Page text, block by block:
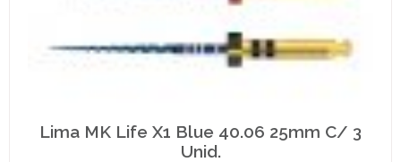
Lima MK Life X1 Blue 40.06 25mm C/ 3
Unid.